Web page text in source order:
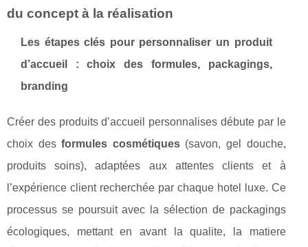
du concept à la réalisation
Les étapes clés pour personnaliser un produit
d’accueil : choix des formules, packagings,
branding
Créer des produits d’accueil personnalises débute par le
choix desformules cosmétiques(savon, gel douche,
produits soins), adaptées aux attentes clients et à
l’expérience client recherchée par chaque hotel luxe. Ce
processus se poursuit avec la sélection de packagings
écologiques, mettant en avant la qualite, la matiere